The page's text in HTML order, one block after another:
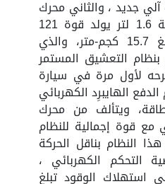
آلي جديد ، والثاني محرك
رباعي الأسطوانات سعة 1.6 لتر يولد قوة 121
حصانًا وعزم دوران يبلغ 15.7 كجم-متر، والذي
التعشيق المستمر
لأول مرة في سيارة
الهايبرِد الكهربائي
ويتألف من محرك
مع قوة إجمالية للنظام
هذا النظام بناقل الحركة
التحكم الكهربائي ،
استهلاك الوقود تبلغ